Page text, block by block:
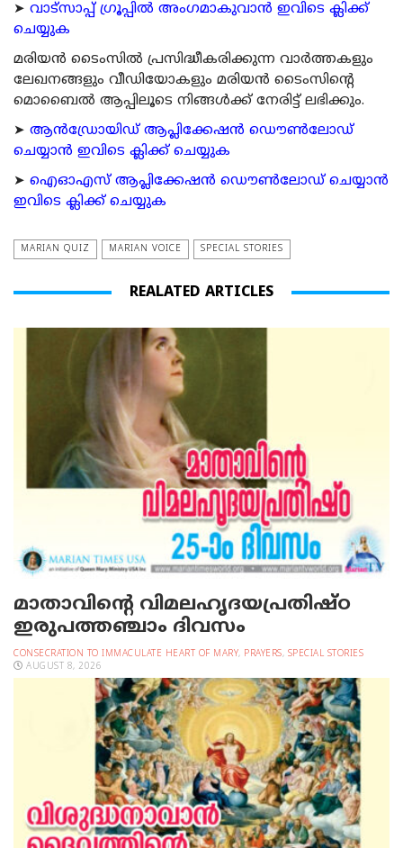
➤ വാട്സാപ്പ് ഗ്രൂപ്പിൽ അംഗമാകുവാൻ ഇവിടെ ക്ലിക്ക്
ചെയ്യുക
മരിയന്‍ ടൈംസില്‍ പ്രസിദ്ധീകരിക്കുന്ന വാര്‍ത്തകളും
ലേഖനങ്ങളും വീഡിയോകളും മരിയന്‍ ടൈംസിന്റെ
മൊബൈല്‍ ആപ്പിലൂടെ നിങ്ങള്‍ക്ക് നേരിട്ട് ലഭിക്കും.
➤ ആന്‍ഡ്രോയിഡ് ആപ്ലിക്കേഷന്‍ ഡൌണ്‍ലോഡ്
ചെയ്യാന്‍ ഇവിടെ ക്ലിക്ക് ചെയ്യുക
➤ ഐഓഎസ് ആപ്ലിക്കേഷന്‍ ഡൌണ്‍ലോഡ് ചെയ്യാന്‍
ഇവിടെ ക്ലിക്ക് ചെയ്യുക
MARIAN QUIZ MARIAN VOICE SPECIAL STORIES
REALATED ARTICLES
മാതാവിന്റെ വിമലഹൃദയപ്രതിഷ്ഠ
ഇരുപത്തഞ്ചാം ദിവസം
CONSECRATION TO IMMACULATE HEART OF MARY, PRAYERS, SPECIAL STORIES
AUGUST 8, 2026